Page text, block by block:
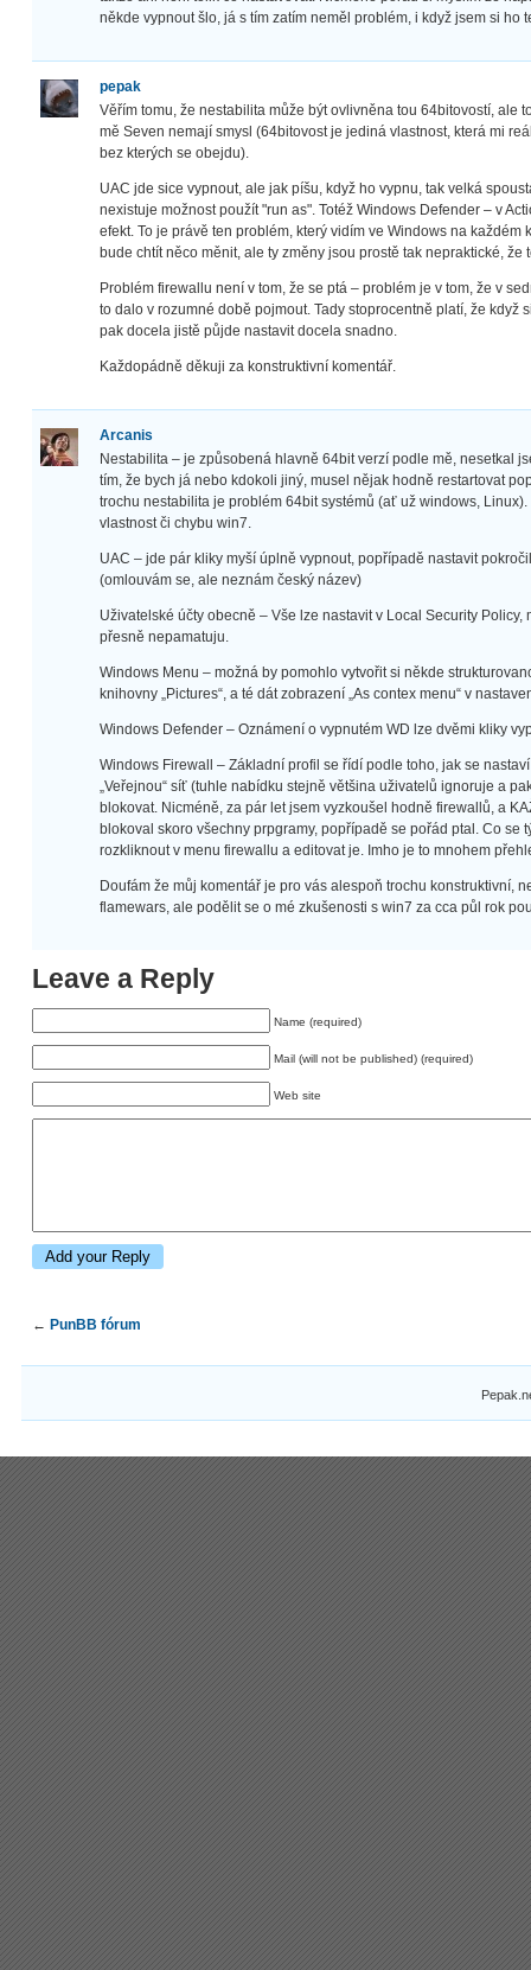
někde vypnout šlo, já s tím zatím neměl problém, i když jsem si ho
pepak
Věřím tomu, že nestabilita může být ovlivněna tou 64bitovostí, ale
mě Seven nemají smysl (64bitovost je jediná vlastnost, která mi
bez kterých se obejdu).
UAC jde sice vypnout, ale jak píšu, když ho vypnu, tak velká
nexistuje možnost použít "run as". Totéž Windows Defender – v
efekt. To je právě ten problém, který vidím ve Windows na
bude chtít něco měnit, ale ty změny jsou prostě tak nepraktické, že
Problém firewallu není v tom, že se ptá – problém je v tom, že v
to dalo v rozumné době pojmout. Tady stoprocentně platí, že když
pak docela jistě půjde nastavit docela snadno.
Každopádně děkuji za konstruktivní komentář.
Arcanis
Nestabilita – je způsobená hlavně 64bit verzí podle mě, nesetkal
tím, že bych já nebo kdokoli jiný, musel nějak hodně restartovat
trochu nestabilita je problém 64bit systémů (ať už windows,
vlastnost či chybu win7.
UAC – jde pár kliky myší úplně vypnout, popřípadě nastavit
(omlouvám se, ale neznám český název)
Uživatelské účty obecně – Vše lze nastavit v Local Security
přesně nepamatuju.
Windows Menu – možná by pomohlo vytvořit si někde
knihovny „Pictures“, a té dát zobrazení „As contex menu“ v
Windows Defender – Oznámení o vypnutém WD lze dvěmi kliky
Windows Firewall – Základní profil se řídí podle toho, jak se
„Veřejnou“ síť (tuhle nabídku stejně většina uživatelů ignoruje a
blokovat. Nicméně, za pár let jsem vyzkoušel hodně firewallů, a
blokoval skoro všechny prpgramy, popřípadě se pořád ptal. Co se
rozkliknout v menu firewallu a editovat je. Imho je to mnohem
Doufám že můj komentář je pro vás alespoň trochu konstruktivní,
flamewars, ale podělit se o mé zkušenosti s win7 za cca půl rok
Leave a Reply
Name (required)
Mail (will not be published) (required)
Web site
← PunBB fórum